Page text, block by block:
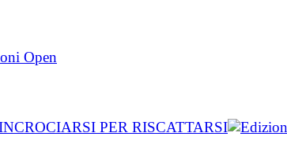
PER RISCATTARSI